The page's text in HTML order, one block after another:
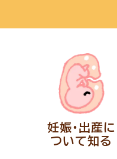
妊娠・出産に
ついて知る